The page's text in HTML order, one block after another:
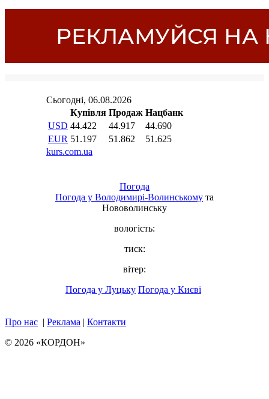
Погода
Погода у Володимирі-Волинському та
Нововолинську
вологість:
тиск:
вітер:
Погода у Луцьку Погода у Києві
Про нас | Реклама | Контакти
© 2026 «КОРДОН»